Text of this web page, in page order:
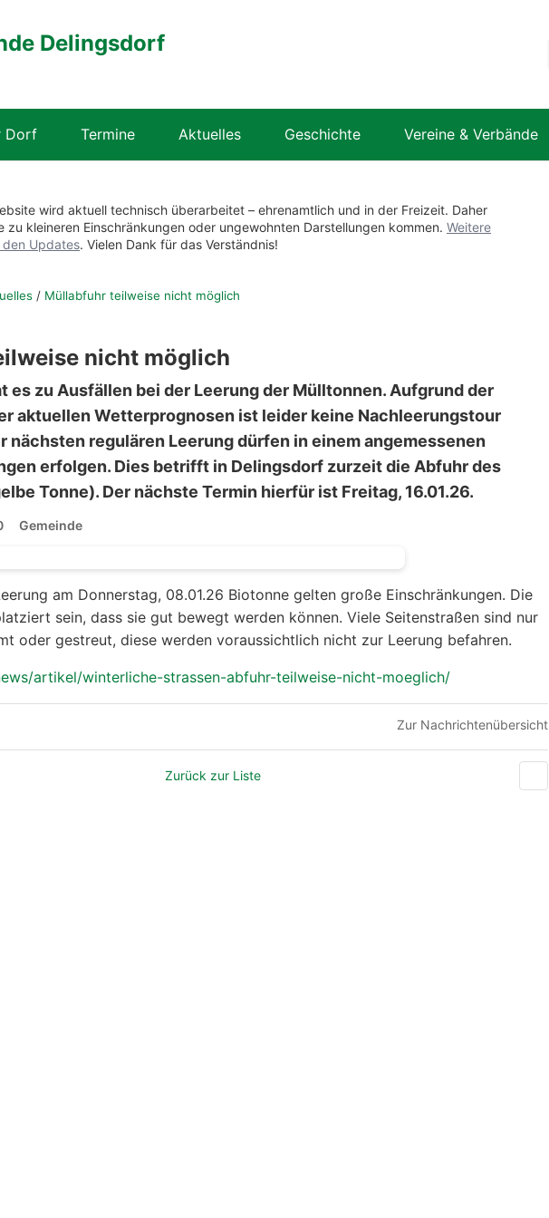
Delingsdorf
Dorf Termine Aktuelles Geschichte Vereine & Verbände
wird aktuell technisch überarbeitet – ehrenamtlich und in der Freizeit. Daher
zu kleineren Einschränkungen oder ungewohnten Darstellungen kommen. Weitere
Updates. Vielen Dank für das Verständnis!
/ Müllabfuhr teilweise nicht möglich
nicht möglich
es zu Ausfällen bei der Leerung der Mülltonnen. Aufgrund der
aktuellen Wetterprognosen ist leider keine Nachleerungstour
nächsten regulären Leerung dürfen in einem angemessenen
erfolgen. Dies betrifft in Delingsdorf zurzeit die Abfuhr des
Tonne). Der nächste Termin hierfür ist Freitag, 16.01.26.
Gemeinde
am Donnerstag, 08.01.26 Biotonne gelten große Einschränkungen. Die
sein, dass sie gut bewegt werden können. Viele Seitenstraßen sind nur
oder gestreut, diese werden voraussichtlich nicht zur Leerung befahren.
artikel/winterliche-strassen-abfuhr-teilweise-nicht-moeglich/
Zur Nachrichtenübersicht
Zurück zur Liste